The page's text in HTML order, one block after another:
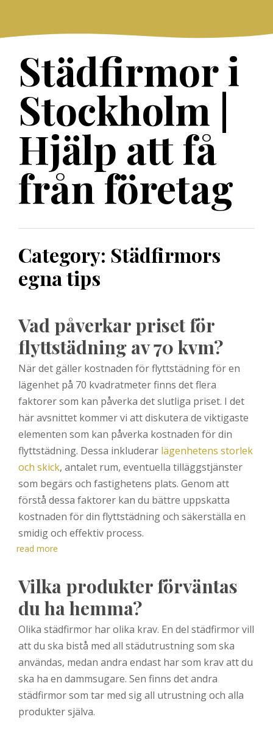
content
Städfirmor i
Stockholm |
Hjälp att få
från företag
Category: Städfirmors
egna tips
Vad påverkar priset för
flyttstädning av 70 kvm?
När det gäller kostnaden för flyttstädning för en
lägenhet på 70 kvadratmeter finns det flera
faktorer som kan påverka det slutliga priset. I det
här avsnittet kommer vi att diskutera de viktigaste
elementen som kan påverka kostnaden för din
flyttstädning. Dessa inkluderar lägenhetens storlek
och skick, antalet rum, eventuella tilläggstjänster
som begärs och fastighetens plats. Genom att
förstå dessa faktorer kan du bättre uppskatta
kostnaden för din flyttstädning och säkerställa en
smidig och effektiv process.
read more
Vilka produkter förväntas
du ha hemma?
Olika städfirmor har olika krav. En del städfirmor vill
att du ska bistå med all städutrustning som ska
användas, medan andra endast har som krav att du
ska ha en dammsugare. Sen finns det andra
städfirmor som tar med sig all utrustning och alla
produkter själva.